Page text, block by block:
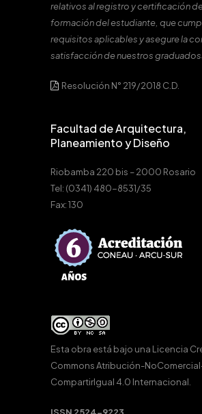
relativos al registro y certificación
formación del estudiante, que
requisitos aplicables y asegure la
satisfacción de nuestros
Resolución N° 219/2018 C.D.
Facultad de Arquitectura,
Planeamiento y Diseño
Riobamba 220 bis – 2000 Rosario
Tel: (0341) 480-8531/35
Fax: 130
Esta obra está bajo una Licencia
Commons Atribución-
CompartirIgual 4.0 Internacional.